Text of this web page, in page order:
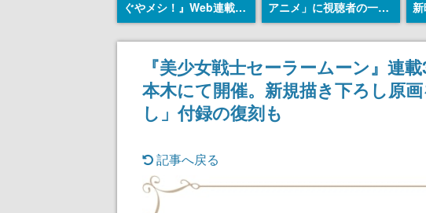
ぐやメシ！』Web連載決
定。新たなWebマンガレ
ーベル「ビビビコミッ
ク」にて特別話が掲載ス
タート、あのお話には…
まだ続きがある！
アニメ」に視聴者の一部
から批判意見。違法薬物
の使用と思しき描写も含
めて、BPOが議論を交わ
す
『美少女戦士セーラームーン』連
本木にて開催。新規描き下ろし原
し」付録の復刻も
記事へ戻る